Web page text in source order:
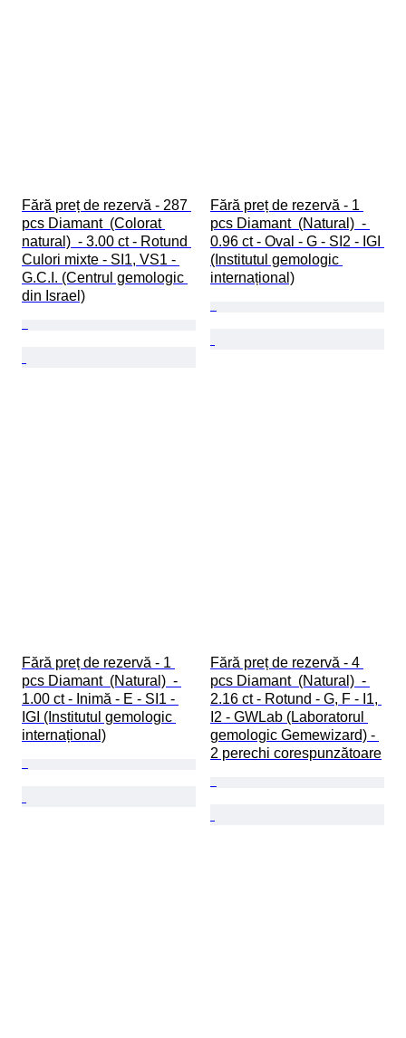
Fără preț de rezervă - 287
pcs Diamant  (Colorat
natural)  - 3.00 ct - Rotund
Culori mixte - SI1, VS1 -
G.C.I. (Centrul gemologic
din Israel)
Fără preț de rezervă - 1
pcs Diamant  (Natural)  -
0.96 ct - Oval - G - SI2 - IGI
(Institutul gemologic
internațional)
Fără preț de rezervă - 1
pcs Diamant  (Natural)  -
1.00 ct - Inimă - E - SI1 -
IGI (Institutul gemologic
internațional)
Fără preț de rezervă - 4
pcs Diamant  (Natural)  -
2.16 ct - Rotund - G, F - I1,
I2 - GWLab (Laboratorul
gemologic Gemewizard) -
2 perechi corespunzătoare